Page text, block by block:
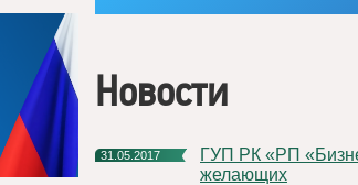
Новости
31.05.2017
ГУП РК «РП «Бизнес-инкубатор» приглашает всех
желающих